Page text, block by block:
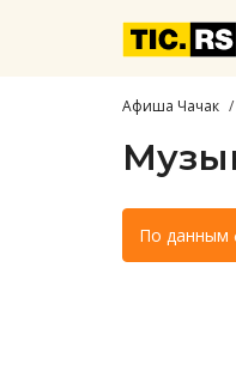
Афиша Чачак
По данным